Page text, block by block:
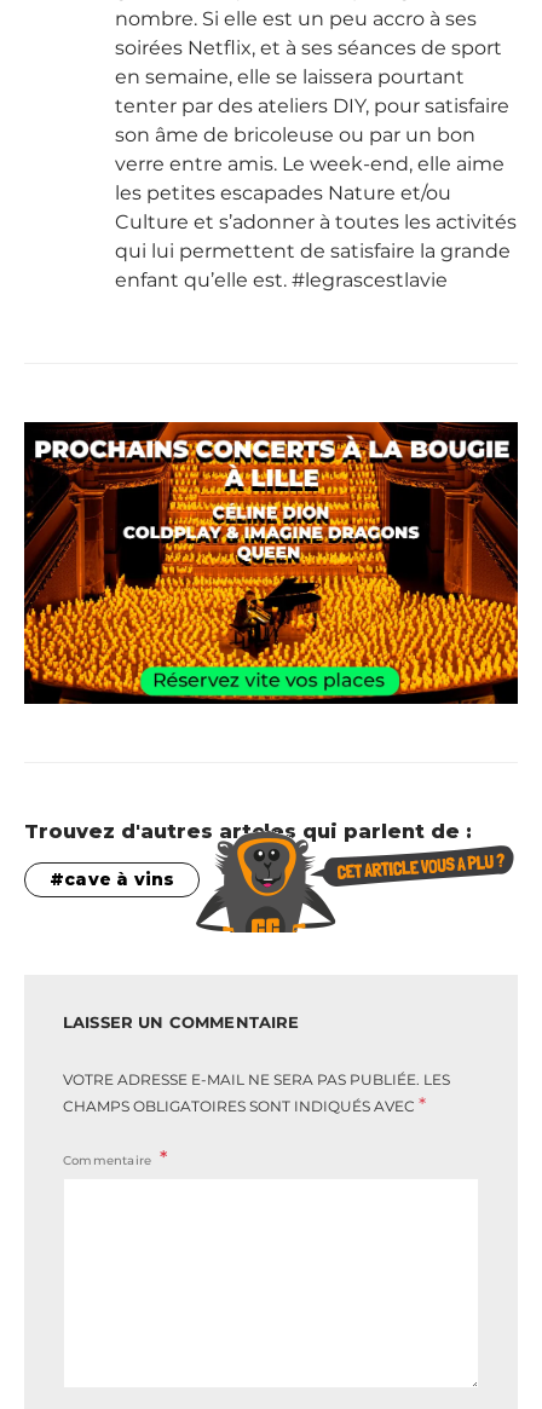
nombre. Si elle est un peu accro à ses
soirées Netflix, et à ses séances de sport
en semaine, elle se laissera pourtant
tenter par des ateliers DIY, pour satisfaire
son âme de bricoleuse ou par un bon
verre entre amis. Le week-end, elle aime
les petites escapades Nature et/ou
Culture et s’adonner à toutes les activités
qui lui permettent de satisfaire la grande
enfant qu’elle est. #legrascestlavie
Trouvez d'autres artcles qui parlent de :
cave à vins
LAISSER UN COMMENTAIRE
VOTRE ADRESSE E-MAIL NE SERA PAS PUBLIÉE. LES
CHAMPS OBLIGATOIRES SONT INDIQUÉS AVEC *
Commentaire